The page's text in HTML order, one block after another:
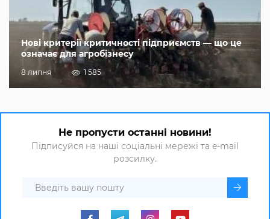
Нові критерії критичності підприємств — що це
означає для агробізнесу
8 липня 1 585
Не пропусти останні новини!
Підписуйся на наші соціальні мережі та e-mail
розсилку.